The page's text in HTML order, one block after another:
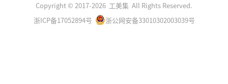
Copyright © 2017-2026 工美集 All Rights Reserved.
浙ICP备17052894号
浙公网安备33010302003039号